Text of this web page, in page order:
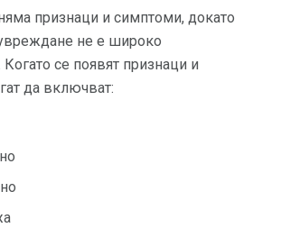
признаци и симптоми, докато
не е широко
се появят признаци и
да включват: